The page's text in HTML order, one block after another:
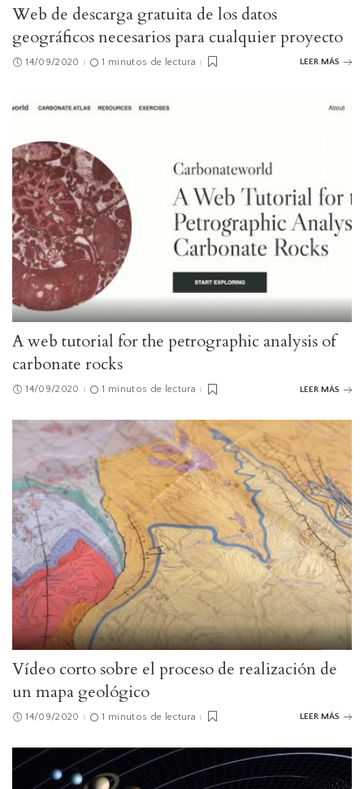
Web de descarga gratuita de los datos
geográficos necesarios para cualquier proyecto
14/09/2020 1 minutos de lectura LEER MÁS
A web tutorial for the petrographic analysis of
carbonate rocks
14/09/2020 1 minutos de lectura LEER MÁS
Vídeo corto sobre el proceso de realización de
un mapa geológico
14/09/2020 1 minutos de lectura LEER MÁS